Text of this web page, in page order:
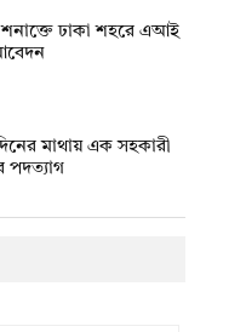
ঢাকা শহরে এআই
মাথায় এক সহকারী
পদত্যাগ